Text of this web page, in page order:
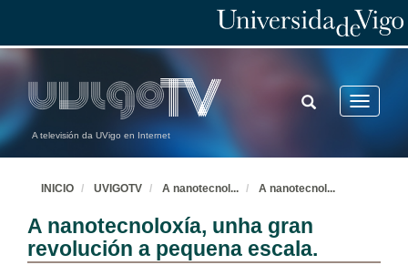
A televisión da UVigo en Internet
Toggle
TOGGLE
SEARCH
INICIO UVIGOTV A nanotecnol ... A nanotecnol ...
A nanotecnoloxía, unha gran
revolución a pequena escala.